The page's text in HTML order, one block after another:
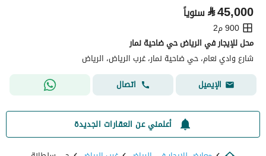
⃁45,000 سنوياً
900 م2
محل للإيجار في الرياض حي ضاحية نمار
شارع وادي نعام، حي ضاحية نمار، غرب الرياض، الرياض
الإيميل
اتصال
أعلمني عن العقارات الجديدة